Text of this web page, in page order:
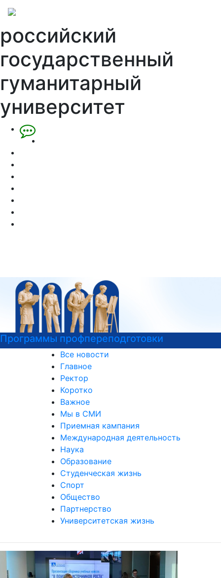
российский
государственный
гуманитарный
университет
Психологическая служба РГГУ
Все новости
Главное
Ректор
Коротко
Важное
Мы в СМИ
Приемная кампания
Международная деятельность
Наука
Образование
Студенческая жизнь
Спорт
Общество
Партнерство
Университетская жизнь